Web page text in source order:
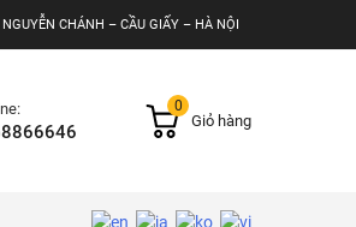
CHÁNH – CẦU GIẤY – HÀ NỘI
0
Giỏ hàng